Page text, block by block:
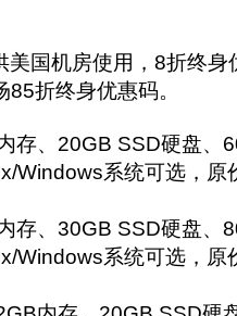
美国机房使用，8折终身
85折终身优惠码。
存、20GB SSD硬盘、
Windows系统可选，原
存、30GB SSD硬盘、
Windows系统可选，原